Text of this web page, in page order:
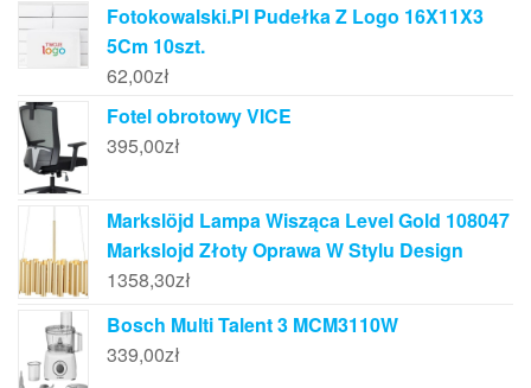
Fotokowalski.Pl Pudełka Z Logo 16X11X3
5Cm 10szt.
62,00zł
Fotel obrotowy VICE
395,00zł
Markslöjd Lampa Wisząca Level Gold 108047
Markslojd Złoty Oprawa W Stylu Design
1358,30zł
Bosch Multi Talent 3 MCM3110W
339,00zł